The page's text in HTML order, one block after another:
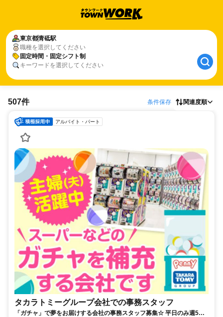
東京都青砥駅
職種を選択してください
固定時間・固定シフト制
キーワードを選択してください
507件 条件保存 関連度順
アルバイト・パート
タカラトミーグループ会社での事務スタッフ
「ガチャ」で夢をお届けする会社の事務スタッフ募集☆ 平日のみ週5日